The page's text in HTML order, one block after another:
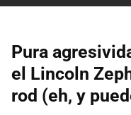
Pura
el Lincoln
rod (eh, y